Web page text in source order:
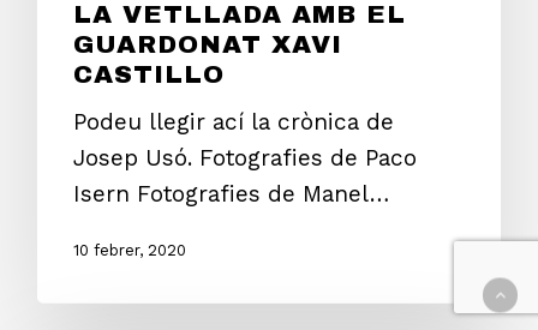
LA VETLLADA AMB EL
GUARDONAT XAVI
CASTILLO
Podeu llegir ací la crònica de
Josep Usó. Fotografies de Paco
Isern Fotografies de Manel…
10 febrer, 2020